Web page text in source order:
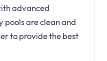
advanced
pools are clean and
to provide the best